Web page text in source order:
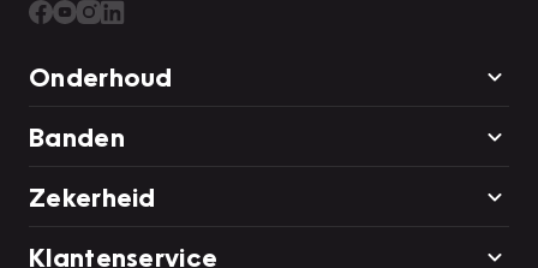
Onderhoud
Banden
Zekerheid
Klantenservice